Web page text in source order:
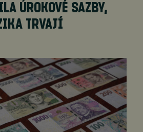
ÚROKOVÉ SAZBY,
TRVAJÍ